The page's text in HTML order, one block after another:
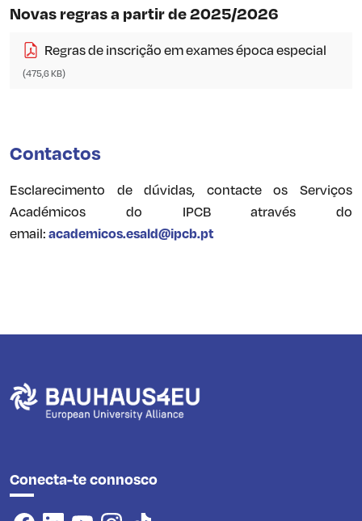
Novas regras a partir de 2025/2026
Regras de inscrição em exames época especial
(475,6 KB)
Contactos
Esclarecimento de dúvidas, contacte os Serviços
Académicos do IPCB através do
email:academicos.esald@ipcb.pt
Conecta-te connosco